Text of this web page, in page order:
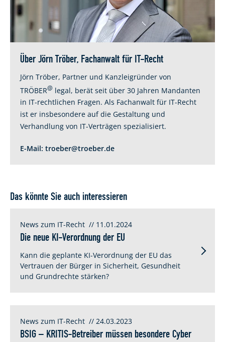
Über Jörn Tröber, Fachanwalt für IT-Recht
Jörn Tröber, Partner und Kanzleigründer von
TRÖBER@ legal, berät seit über 30 Jahren Mandanten
in IT-rechtlichen Fragen. Als Fachanwalt für IT-Recht
ist er insbesondere auf die Gestaltung und
Verhandlung von IT-Verträgen spezialisiert.
E-Mail: troeber@troeber.de
Das könnte Sie auch interessieren
News zum IT-Recht // 11.01.2024
Die neue KI-Verordnung der EU
Kann die geplante KI-Verordnung der EU das
Vertrauen der Bürger in Sicherheit, Gesundheit
und Grundrechte stärken?
News zum IT-Recht // 24.03.2023
BSIG – KRITIS-Betreiber müssen besondere Cyber